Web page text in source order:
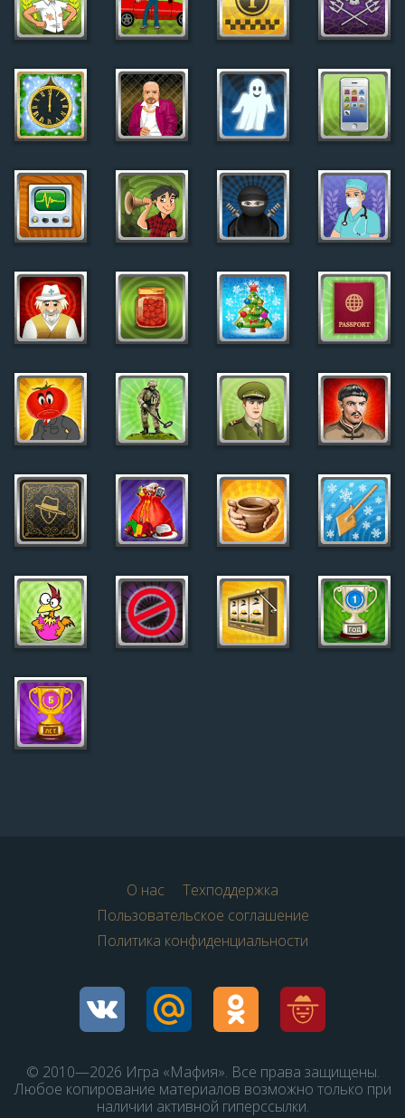
О нас
Техподдержка
Пользовательское соглашение
Политика конфиденциальности
© 2010—2026 Игра «Мафия». Все права защищены.
Любое копирование материалов возможно только при
наличии активной гиперссылки.